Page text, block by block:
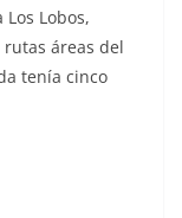
Los Lobos,
áreas del
tenía cinco